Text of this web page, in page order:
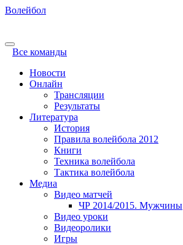
Волейбол
Все команды
Новости
Онлайн
Трансляции
Результаты
Литература
История
Правила волейбола 2012
Книги
Техника волейбола
Тактика волейбола
Медиа
Видео матчей
ЧР 2014/2015. Мужчины
Видео уроки
Видеоролики
Игры